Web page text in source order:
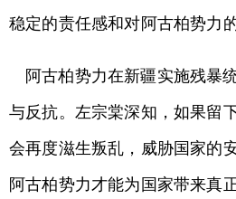
稳定的责任感和对阿古柏势力
阿古柏势力在新疆实施残暴
与反抗。左宗棠深知，如果留
会再度滋生叛乱，威胁国家的
阿古柏势力才能为国家带来真